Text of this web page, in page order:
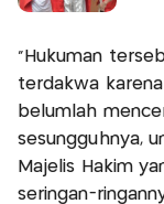
“Hukuman
terdakwa
belumlah
sesungguhnya,
Majelis Hakim
seringan-